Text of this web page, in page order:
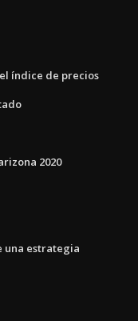
índice de precios
2020
una estrategia